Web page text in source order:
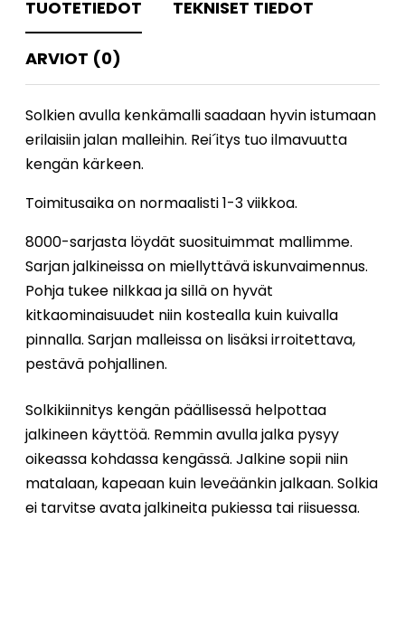
TUOTETIEDOT TEKNISET TIEDOT
ARVIOT (0)
Solkien avulla kenkämalli saadaan hyvin istumaan
erilaisiin jalan malleihin. Rei´itys tuo ilmavuutta
kengän kärkeen.
Toimitusaika on normaalisti 1-3 viikkoa.
8000-sarjasta löydät suosituimmat mallimme.
Sarjan jalkineissa on miellyttävä iskunvaimennus.
Pohja tukee nilkkaa ja sillä on hyvät
kitkaominaisuudet niin kostealla kuin kuivalla
pinnalla. Sarjan malleissa on lisäksi irroitettava,
pestävä pohjallinen.
Solkikiinnitys kengän päällisessä helpottaa
jalkineen käyttöä. Remmin avulla jalka pysyy
oikeassa kohdassa kengässä. Jalkine sopii niin
matalaan, kapeaan kuin leveäänkin jalkaan. Solkia
ei tarvitse avata jalkineita pukiessa tai riisuessa.